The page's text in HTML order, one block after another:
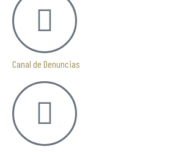
Canal de Denuncias